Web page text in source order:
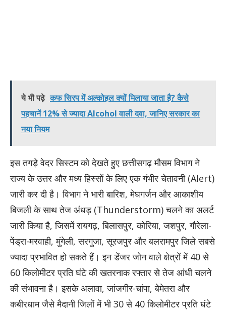
ये भी पढ़े कफ सिरप में अल्कोहल क्यों मिलाया जाता है? कैसे
पहचानें 12% से ज्यादा Alcohol वाली दवा, जानिए सरकार का
नया नियम
इस तगड़े वेदर सिस्टम को देखते हुए छत्तीसगढ़ मौसम विभाग ने
राज्य के उत्तर और मध्य हिस्सों के लिए एक गंभीर चेतावनी (Alert)
जारी कर दी है। विभाग ने भारी बारिश, मेघगर्जन और आकाशीय
बिजली के साथ तेज अंधड़ (Thunderstorm) चलने का अलर्ट
जारी किया है, जिसमें रायगढ़, बिलासपुर, कोरिया, जशपुर, गौरेला-
पेंड्रा-मरवाही, मुंगेली, सरगुजा, सूरजपुर और बलरामपुर जिले सबसे
ज्यादा प्रभावित हो सकते हैं। इन डेंजर जोन वाले क्षेत्रों में 40 से
60 किलोमीटर प्रति घंटे की खतरनाक रफ्तार से तेज आंधी चलने
की संभावना है। इसके अलावा, जांजगीर-चांपा, बेमेतरा और
कबीरधाम जैसे मैदानी जिलों में भी 30 से 40 किलोमीटर प्रति घंटे